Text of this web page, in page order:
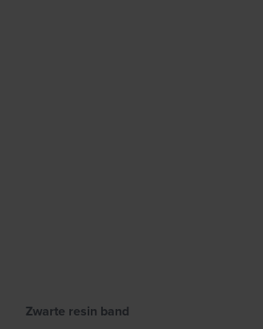
Zwarte resin band